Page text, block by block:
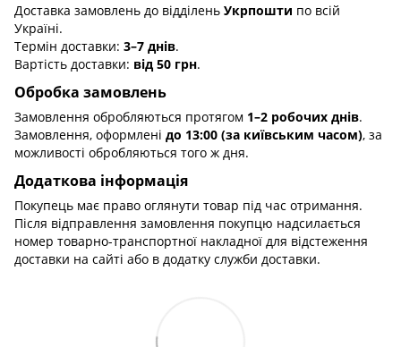
Доставка замовлень до відділень Укрпошти по всій
Україні.
Термін доставки: 3–7 днів.
Вартість доставки: від 50 грн.
Обробка замовлень
Замовлення обробляються протягом 1–2 робочих днів.
Замовлення, оформлені до 13:00 (за київським часом), за
можливості обробляються того ж дня.
Додаткова інформація
Покупець має право оглянути товар під час отримання.
Після відправлення замовлення покупцю надсилається
номер товарно-транспортної накладної для відстеження
доставки на сайті або в додатку служби доставки.